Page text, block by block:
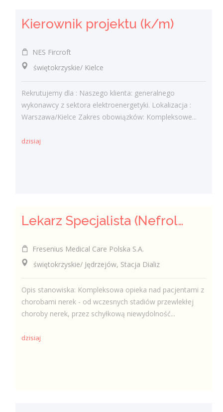
Kierownik projektu (k/m)
NES Fircroft
świętokrzyskie/ Kielce
Rekrutujemy dla : Naszego klienta: generalnego
wykonawcy z sektora elektroenergetyki. Lokalizacja :
Warszawa/Kielce Zakres obowiązków: Kompleksowe...
dzisiaj
Lekarz Specjalista (Nefrolog / Internista) (K/M/N)
Fresenius Medical Care Polska S.A.
świętokrzyskie/ Jędrzejów, Stacja Dializ
Opis stanowiska: Kompleksowa opieka nad pacjentami z
chorobami nerek - od wczesnych stadiów przewlekłej
choroby nerek, przez schyłkową niewydolność...
dzisiaj